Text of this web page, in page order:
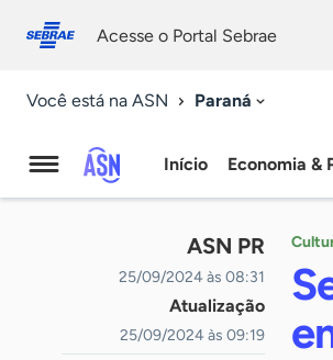
conosco
Acesse o Portal Sebrae
Você está na ASN Paraná
Agência
Sebrae
de
Notícias
Início Economia &
ASN PR
25/09/2024 às 08:31
Atualização
25/09/2024 às 09:19